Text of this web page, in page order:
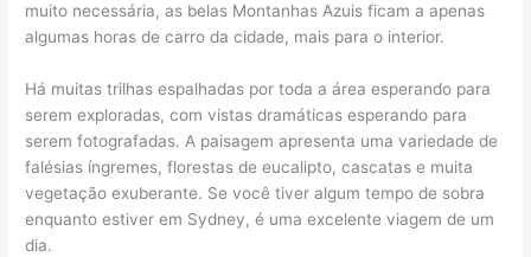
muito necessária, as belas Montanhas Azuis ficam a apenas
algumas horas de carro da cidade, mais para o interior.
Há muitas trilhas espalhadas por toda a área esperando para
serem exploradas, com vistas dramáticas esperando para
serem fotografadas. A paisagem apresenta uma variedade de
falésias íngremes, florestas de eucalipto, cascatas e muita
vegetação exuberante. Se você tiver algum tempo de sobra
enquanto estiver em Sydney, é uma excelente viagem de um
dia.